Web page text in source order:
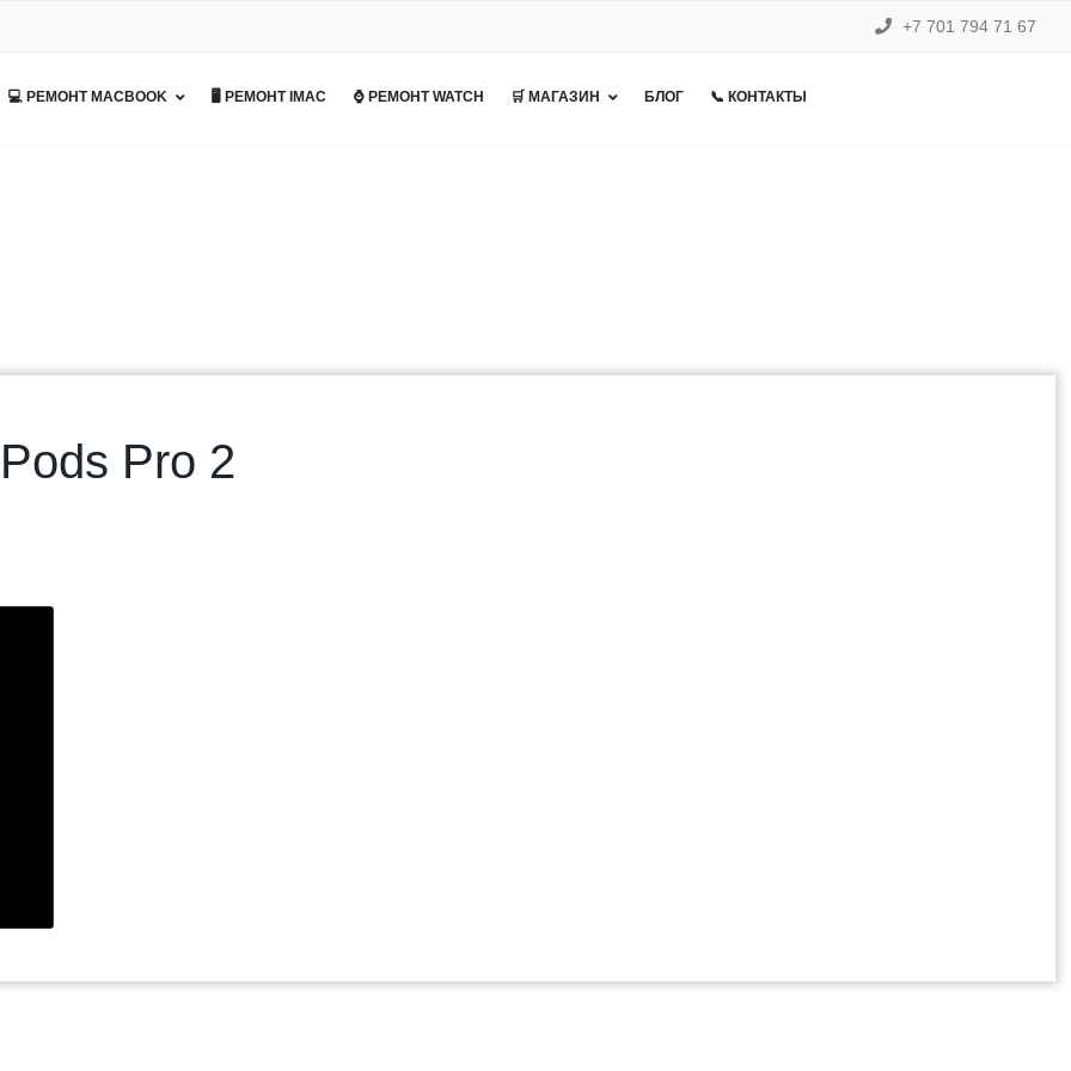
+7 701 794 71 67
💻 РЕМОНТ MACBOOK 🖥 РЕМОНТ IMAC ⌚ РЕМОНТ WATCH 🛒 МАГАЗИН БЛОГ 📞 КОНТАКТЫ
Pro 2